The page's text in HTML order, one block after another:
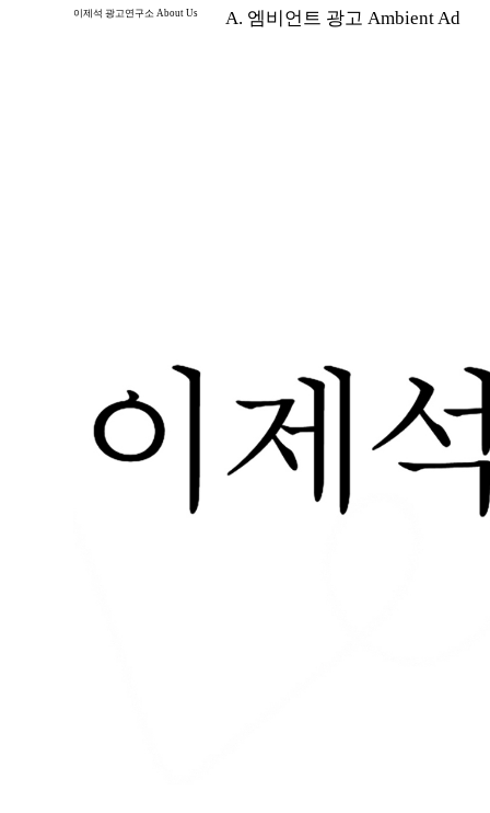
이제석 광고연구소 About Us A. 엠비언트 광고 Ambient Ad